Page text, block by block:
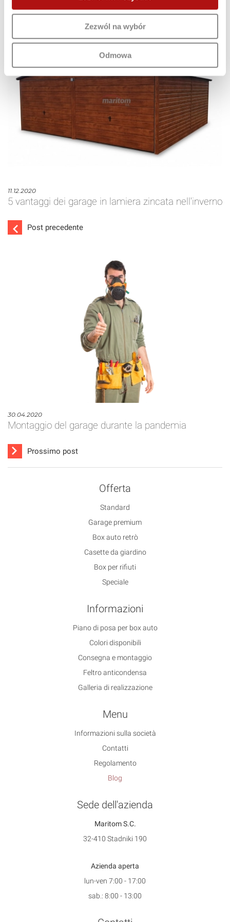
Zezwól na wybór
Odmowa
VEDI ALTRI POST
11.12.2020
5 vantaggi dei garage in lamiera zincata nell'inverno
Post precedente
30.04.2020
Montaggio del garage durante la pandemia
Prossimo post
Offerta
Standard
Garage premium
Box auto retrò
Casette da giardino
Box per rifiuti
Speciale
Informazioni
Piano di posa per box auto
Colori disponibili
Consegna e montaggio
Feltro anticondensa
Galleria di realizzazione
Menu
Informazioni sulla società
Contatti
Regolamento
Blog
Sede dell'azienda
Maritom S.C.
32-410 Stadniki 190
Azienda aperta
lun-ven 7:00 - 17:00
sab.: 8:00 - 13:00